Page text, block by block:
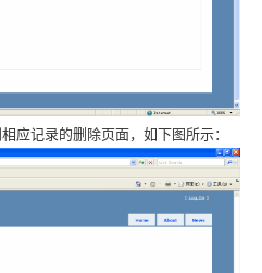
应记录的删除页面，如下图所示：